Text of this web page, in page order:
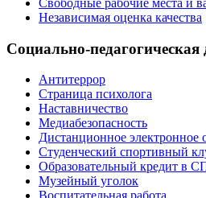
Независимая оценка качества
Социально-педагогическая
Антитеррор
Страница психолога
Наставничество
Медиабезопасность
Дистанционное электронное
Студенческий спортивный
Образовательный кредит в
Музейный уголок